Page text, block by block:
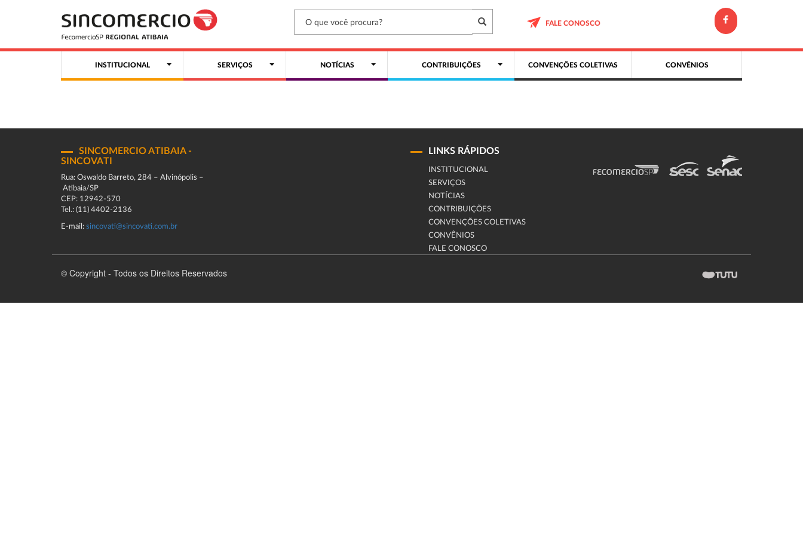
FALE CONOSCO
INSTITUCIONAL SERVIÇOS NOTÍCIAS CONTRIBUIÇÕES CONVENÇÕES COLETIVAS CONVÊNIOS
SINCOMERCIO ATIBAIA -
SINCOVATI
Rua: Oswaldo Barreto, 284 – Alvinópolis –
Atibaia/SP
CEP: 12942-570
Tel.: (11) 4402-2136
E-mail: sincovati@sincovati.com.br
LINKS RÁPIDOS
INSTITUCIONAL
SERVIÇOS
NOTÍCIAS
CONTRIBUIÇÕES
CONVENÇÕES COLETIVAS
CONVÊNIOS
FALE CONOSCO
© Copyright - Todos os Direitos Reservados